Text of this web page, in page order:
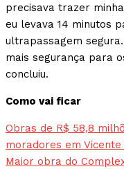
precisava trazer
eu levava 14 minutos
ultrapassagem
mais segurança para
concluiu.
Como vai ficar
Obras de R$ 58,8
moradores em Vicente
Maior obra do